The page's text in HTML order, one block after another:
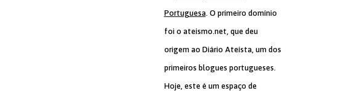
Portuguesa. O primeiro domínio
foi o ateismo.net, que deu
origem ao Diário Ateísta, um dos
primeiros blogues portugueses.
Hoje, este é um espaço de